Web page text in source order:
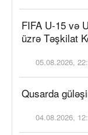
FIFA U-15 və
üzrə Təşkilat
05.08.2026,
Qusarda
04.08.2026,